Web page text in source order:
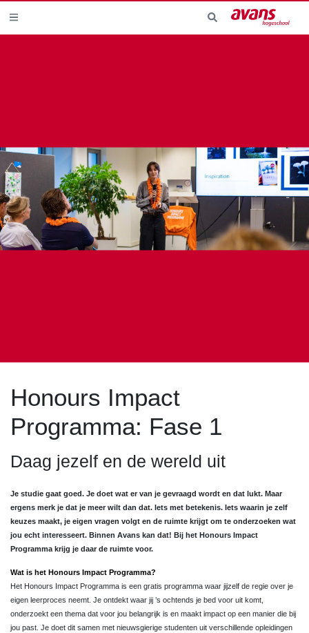
Honours Impact
Programma: Fase 1
Daag jezelf en de wereld uit
Je studie gaat goed. Je doet wat er van je gevraagd wordt en dat lukt. Maar
ergens merk je dat je meer wilt dan dat. Iets met betekenis. Iets waarin je zelf
keuzes maakt, je eigen vragen volgt en de ruimte krijgt om te onderzoeken wat
jou echt interesseert. Binnen Avans kan dat! Bij het Honours Impact
Programma krijg je daar de ruimte voor.
Wat is het Honours Impact Programma?
Het Honours Impact Programma is een gratis programma waar jijzelf de regie over je
eigen leerproces neemt. Je ontdekt waar jij ’s ochtends je bed voor uit komt,
onderzoekt een thema dat voor jou belangrijk is en maakt impact op een manier die bij
jou past. Je doet dit samen met nieuwsgierige studenten uit verschillende opleidingen